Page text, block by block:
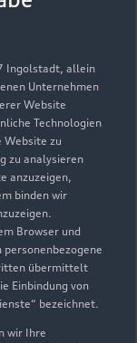
Ingolstadt, allein
Unternehmen
Website
Technologien
Website zu
zu analysieren
anzuzeigen,
binden wir
Browser und
übermittelt
Einbindung von
bezeichnet.
wir Ihre